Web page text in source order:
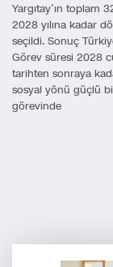
Yargıtay’ın toplam
2028 yılına kadar
seçildi. Sonuç
Görev süresi 2028
tarihten sonraya
sosyal yönü güçlü
görevinde